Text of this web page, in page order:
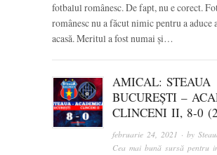
fotbalul românesc. De fapt, nu e corect.
românesc nu a făcut nimic pentru a aduce
acasă. Meritul a fost numai și…
AMICAL: STEAUA
BUCUREȘTI –
CLINCENI II, 8-0
februarie 24, 2021 · by
Cea mai bună sursă pentru